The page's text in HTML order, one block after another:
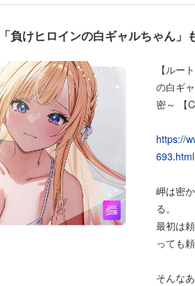
負けヒロインの白ギャルちゃん」
【ルー
の白ギ
密～ 【
https://
693.html
岬は密
る。
最初は
っても
そんな